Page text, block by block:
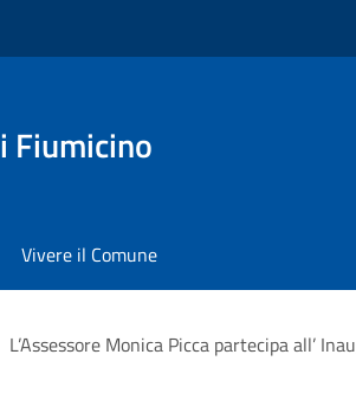
Fiumicino
Vivere il Comune
L’Assessore Monica Picca partecipa all’